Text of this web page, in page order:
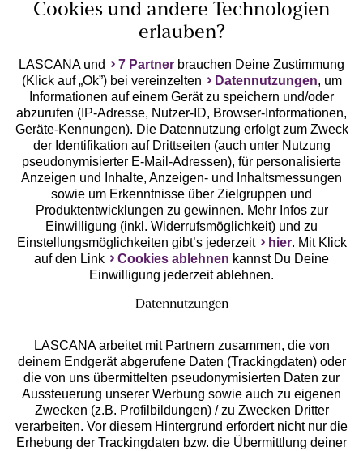
Geprüfte Sicherheit
Unsere Apps
Services
Beratung
Cookies und andere Technologien
erlauben?
LASCANA und 7 Partner brauchen Deine Zustimmung
(Klick auf „Ok”) bei vereinzelten
Datennutzungen, um
Informationen auf einem Gerät zu speichern und/oder
abzurufen (IP-Adresse, Nutzer-ID, Browser-Informationen,
Geräte-Kennungen). Die Datennutzung erfolgt zum Zweck
der Identifikation auf Drittseiten (auch unter Nutzung
pseudonymisierter E-Mail-Adressen), für personalisierte
Anzeigen und Inhalte, Anzeigen- und Inhaltsmessungen
sowie um Erkenntnisse über Zielgruppen und
Produktentwicklungen zu gewinnen. Mehr Infos zur
Einwilligung (inkl. Widerrufsmöglichkeit) und zu
Einstellungsmöglichkeiten gibt’s jederzeit
hier. Mit Klick
auf den Link
Cookies ablehnen kannst Du Deine
Einwilligung jederzeit ablehnen.
Datennutzungen
LASCANA arbeitet mit Partnern zusammen, die von
deinem Endgerät abgerufene Daten (Trackingdaten) oder
die von uns übermittelten pseudonymisierten Daten zur
Aussteuerung unserer Werbung sowie auch zu eigenen
Zwecken (z.B. Profilbildungen) / zu Zwecken Dritter
verarbeiten. Vor diesem Hintergrund erfordert nicht nur die
Erhebung der Trackingdaten bzw. die Übermittlung deiner